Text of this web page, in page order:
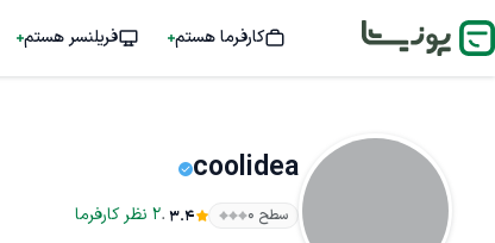
کارفرما هستم فریلنسر هستم
coolidea
سطح ۰ 3.4
.
2 نظر کارفرما